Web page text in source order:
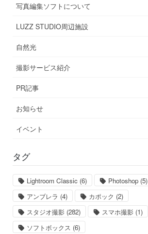
写真編集ソフトについて
LUZZ STUDIO周辺施設
自然光
撮影サービス紹介
PR記事
お知らせ
イベント
タグ
Lightroom Classic (6) Photoshop (5)
アンブレラ (4) カポック (2)
スタジオ撮影 (282) スマホ撮影 (1)
ソフトボックス (6)